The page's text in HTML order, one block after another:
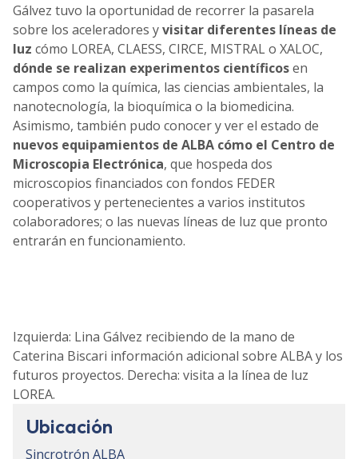
Gálvez tuvo la oportunidad de recorrer la pasarela
sobre los aceleradores yvisitar diferentes líneas de
luz cómo LOREA, CLAESS, CIRCE, MISTRAL o XALOC,
dónde se realizan experimentos científicosen
campos como la química, las ciencias ambientales, la
nanotecnología, la bioquímica o la biomedicina.
Asimismo, también pudo conocer y ver el estado de
nuevos equipamientos de ALBA cómo el Centro de
Microscopia Electrónica, que hospeda dos
microscopios financiados con fondos FEDER
cooperativos y pertenecientes a varios institutos
colaboradores; o las nuevas líneas de luz que pronto
entrarán en funcionamiento.
Izquierda: Lina Gálvez recibiendo de la mano de
Caterina Biscari información adicional sobre ALBA y los
futuros proyectos. Derecha: visita a la línea de luz
LOREA.
Ubicación
Sincrotrón ALBA